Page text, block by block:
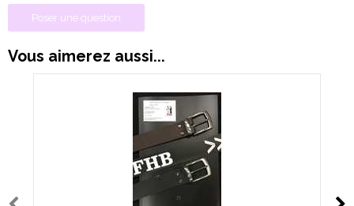
Poser une question
Vous aimerez aussi...